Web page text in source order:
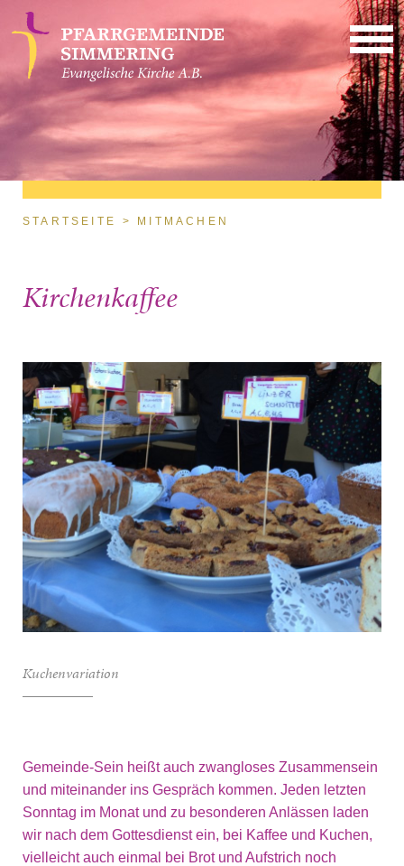
Direkt zum Inhalt
Sie sind hier
STARTSEITE MITMACHEN
Kirchenkaffee
Kuchenvariation
Gemeinde-Sein heißt auch zwangloses Zusammensein
und miteinander ins Gespräch kommen. Jeden letzten
Sonntag im Monat und zu besonderen Anlässen laden
wir nach dem Gottesdienst ein, bei Kaffee und Kuchen,
vielleicht auch einmal bei Brot und Aufstrich noch